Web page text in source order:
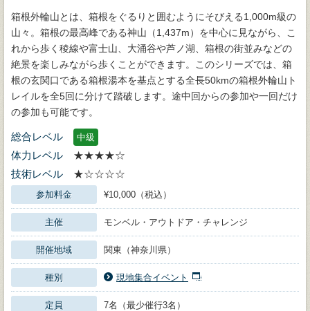
箱根外輪山とは、箱根をぐるりと囲むようにそびえる1,000m級の
山々。箱根の最高峰である神山（1,437m）を中心に見ながら、こ
れから歩く稜線や富士山、大涌谷や芦ノ湖、箱根の街並みなどの
絶景を楽しみながら歩くことができます。このシリーズでは、箱
根の玄関口である箱根湯本を基点とする全長50kmの箱根外輪山ト
レイルを全5回に分けて踏破します。途中回からの参加や一回だけ
の参加も可能です。
総合レベル 中級
体力レベル
★★★★☆
技術レベル
★☆☆☆☆
参加料金 ¥10,000（税込）
主催 モンベル・アウトドア・チャレンジ
開催地域 関東（神奈川県）
種別 現地集合イベント
定員 7名（最少催行3名）